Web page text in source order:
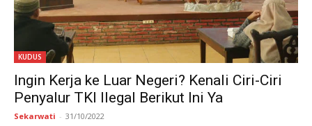
KUDUS
Ingin Kerja ke Luar Negeri? Kenali Ciri-Ciri
Penyalur TKI Ilegal Berikut Ini Ya
Sekarwati - 31/10/2022